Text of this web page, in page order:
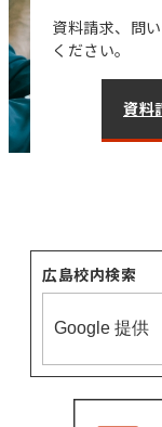
広島校内検索
資料請求、問
ください。
資料